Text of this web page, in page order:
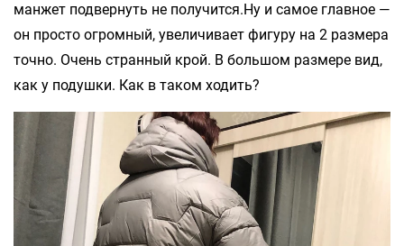
манжет подвернуть не получится.Ну и самое главное —
он просто огромный, увеличивает фигуру на 2 размера
точно. Очень странный крой. В большом размере вид,
как у подушки. Как в таком ходить?